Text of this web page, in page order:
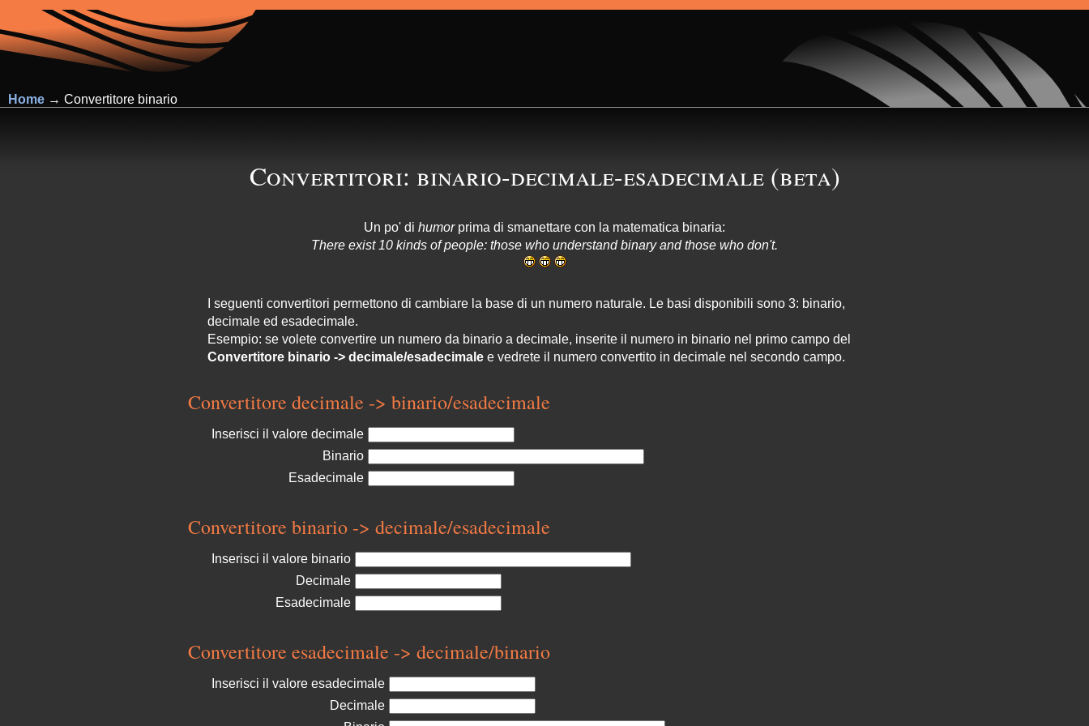
Home → Convertitore binario
Convertitori: binario-decimale-esadecimale (beta)
Un po' di humorprima di smanettare con la matematica binaria:
There exist 10 kinds of people: those who understand binary and those who don't.
I seguenti convertitori permettono di cambiare la base di un numero naturale. Le basi disponibili sono 3: binario,
decimale ed esadecimale.
Esempio: se volete convertire un numero da binario a decimale, inserite il numero in binario nel primo campo del
Convertitore binario -> decimale/esadecimale e vedrete il numero convertito in decimale nel secondo campo.
Convertitore decimale -> binario/esadecimale
Inserisci il valore decimale
Binario
Esadecimale
Convertitore binario -> decimale/esadecimale
Inserisci il valore binario
Decimale
Esadecimale
Convertitore esadecimale -> decimale/binario
Inserisci il valore esadecimale
Decimale